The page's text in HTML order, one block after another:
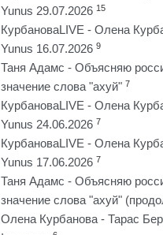
Yunus 29.07.2026 15
КурбановаLIVE - Олена
Yunus 16.07.2026 9
Таня Адамс - Объясняю
значение слова "ахуй" 7
КурбановаLIVE - Олена
Yunus 24.06.2026 7
КурбановаLIVE - Олена
Yunus 17.06.2026 7
Таня Адамс - Объясняю
значение слова "ахуй"
Олена Курбанова - Тарас